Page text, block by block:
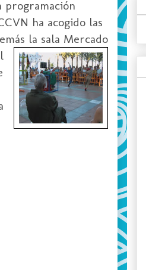
programación
ha acogido las
la sala Mercado